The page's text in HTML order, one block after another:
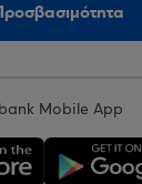
Mobile App